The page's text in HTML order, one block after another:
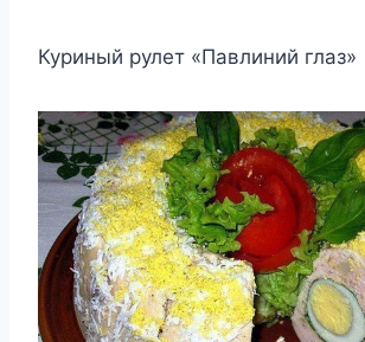
Куриный рулет «Павлиний глаз»